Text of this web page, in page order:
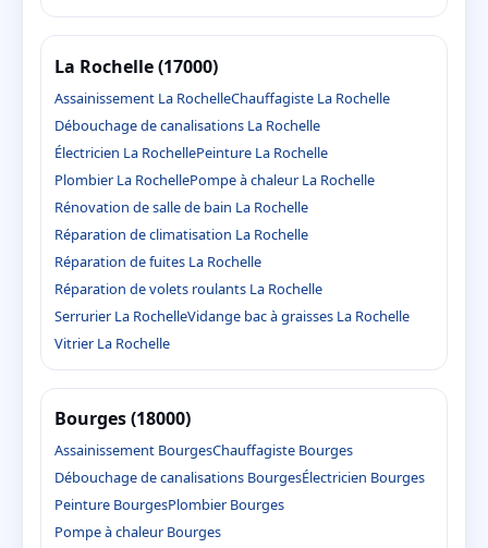
La Rochelle (17000)
Assainissement La RochelleChauffagiste La Rochelle
Débouchage de canalisations La Rochelle
Électricien La RochellePeinture La Rochelle
Plombier La RochellePompe à chaleur La Rochelle
Rénovation de salle de bain La Rochelle
Réparation de climatisation La Rochelle
Réparation de fuites La Rochelle
Réparation de volets roulants La Rochelle
Serrurier La RochelleVidange bac à graisses La Rochelle
Vitrier La Rochelle
Bourges (18000)
Assainissement BourgesChauffagiste Bourges
Débouchage de canalisations BourgesÉlectricien Bourges
Peinture BourgesPlombier Bourges
Pompe à chaleur Bourges